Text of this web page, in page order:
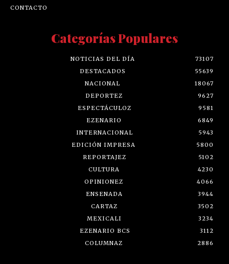
CONTACTO
Categorías Populares
NOTICIAS DEL DÍA
73107
DESTACADOS
55639
NACIONAL
18067
DEPORTEZ
9627
ESPECTÁCULOZ
9581
EZENARIO
6849
INTERNACIONAL
5943
EDICIÓN IMPRESA
5800
REPORTAJEZ
5102
CULTURA
4230
OPINIONEZ
4066
ENSENADA
3944
CARTAZ
3502
MEXICALI
3234
EZENARIO BCS
3112
COLUMNAZ
2886